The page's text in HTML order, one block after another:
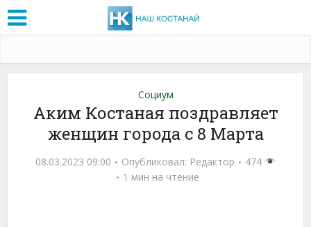
Социум
Аким Костаная поздравляет
женщин города с 8 Марта
08.03.2023 09:00 Опубликовал: Редактор
474
1 мин на чтение